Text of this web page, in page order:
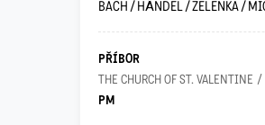
BACH / HÄNDEL / ZELENKA /
PŘÍBOR
THE CHURCH OF ST. VALENTINE
PM